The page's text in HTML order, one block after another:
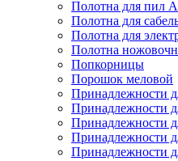
Полотна для пил
Полотна для
Полотна для
Полотна
Попкорницы
Порошок меловой
Принадлежности
Принадлежности
Принадлежности
Принадлежности
Принадлежности